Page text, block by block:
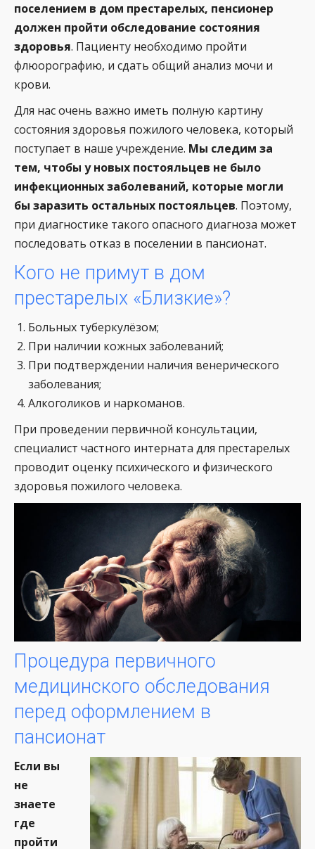
поселением в дом престарелых, пенсионер
должен пройти обследование состояния
здоровья. Пациенту необходимо пройти
флюорографию, и сдать общий анализ мочи и
крови.
Для нас очень важно иметь полную картину
состояния здоровья пожилого человека, который
поступает в наше учреждение. Мы следим за
тем, чтобы у новых постояльцев не было
инфекционных заболеваний, которые могли
бы заразить остальных постояльцев. Поэтому,
при диагностике такого опасного диагноза может
последовать отказ в поселении в пансионат.
Кого не примут в дом
престарелых «Близкие»?
Больных туберкулёзом;
При наличии кожных заболеваний;
При подтверждении наличия венерического
заболевания;
Алкоголиков и наркоманов.
При проведении первичной консультации,
специалист частного интерната для престарелых
проводит оценку психического и физического
здоровья пожилого человека.
Процедура первичного
медицинского обследования
перед оформлением в
пансионат
Если вы
не
знаете
где
пройти